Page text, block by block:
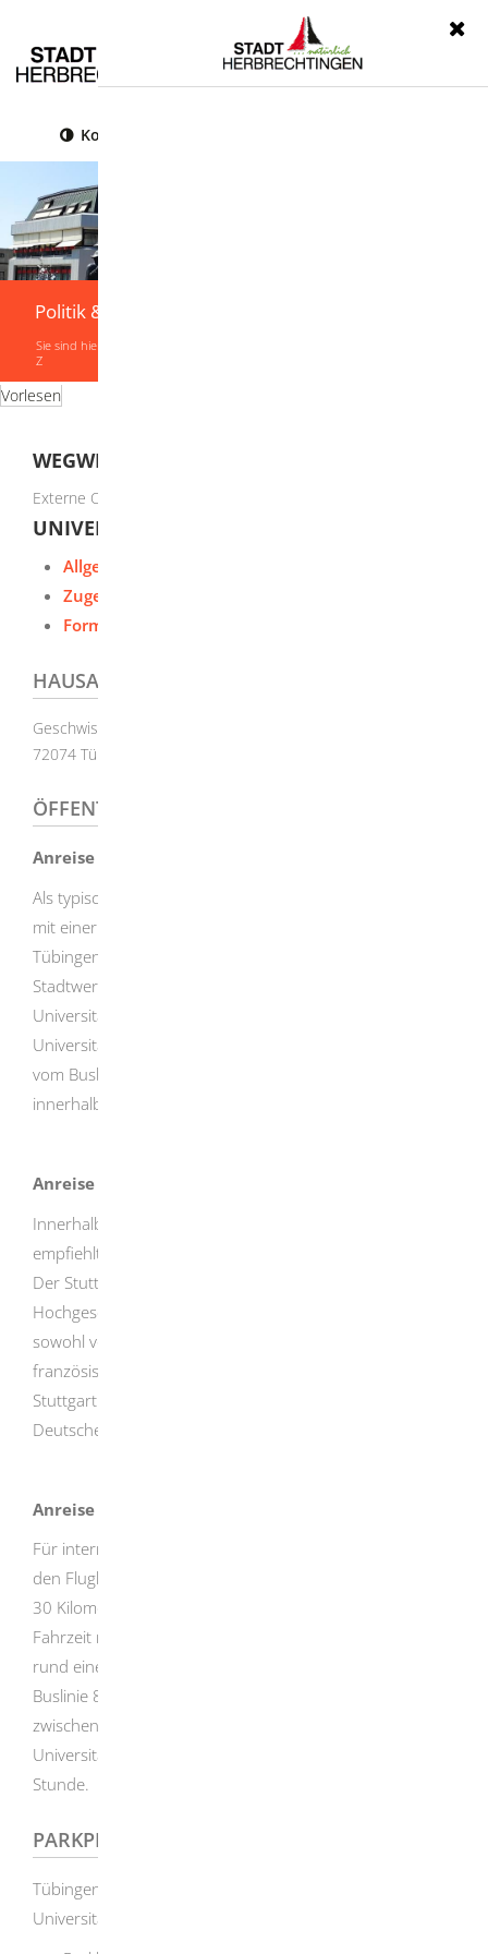
Kontrast
Politik & Verwaltung
Sie sind hier:
Z
Vorlesen
WEGWEISER
Externe Organisationseinheit
UNIVERSITÄT TÜBINGEN
Allgemeine Informationen
Zugehörige Leistungen
Formulare und Onlinedienste
HAUSANSCHRIFT
Geschwister-Scholl-Platz
72074 Tübingen
ÖFFENTLICHER PERSONENNAHVERKEHR
Anreise mit dem Bus
Als typische Studentenstadt ist Tübingen über Fernbusse
mit einer Vielzahl von Städten verbunden. Innerhalb von
Tübingen übernehmen die Busse der Tübinger
Stadtwerke den öffentlichen Nahverkehr. Alle wichtigen
Universitätsstandorte wie der Campus Tal, die
Universitätskliniken sowie der Campus Morgenstelle sind
vom Busbahnhof vor dem Tübinger Hauptbahnhof aus
innerhalb von 5-15 Minuten mit dem Bus erreichbar.
Anreise mit dem Zug
Innerhalb Deutschlands sowie aus Teilen Westeuropas
empfiehlt sich die Anreise mit dem Zug über Stuttgart.
Der Stuttgarter Hauptbahnhof ist an das europäische
Hochgeschwindigkeitsnetz angeschlossen und wird
sowohl von ICE-Zügen der Deutschen Bahn als auch von
französischen TGV angesteuert. Die Weiterreise von
Stuttgart nach Tübingen erfolgt mit Regionalzügen der
Deutschen Bahn. Die Fahrzeit beträgt rund eine Stunde.
Anreise mit dem Flugzeug
Für internationale Gäste empfiehlt sich die Anreise über
den Flughafen Stuttgart (IATA-Code STR). Dieser ist rund
30 Kilometer vom Stadtzentrum Tübingens entfernt. Die
Fahrzeit mit dem PKW beträgt bei normaler Verkehrslage
rund eine halbe Stunde. Darüber hinaus existiert mit der
Buslinie 828 (Airport Sprinter) eine direkte Verbindung
zwischen dem Flughafen und dem Campus Tal der
Universität. Die Fahrtzeit mit dem Bus beträgt rund eine
Stunde.
PARKPLATZ
Tübingen verfügt über verschiedene Parkhäuser in
Universitätsnähe: